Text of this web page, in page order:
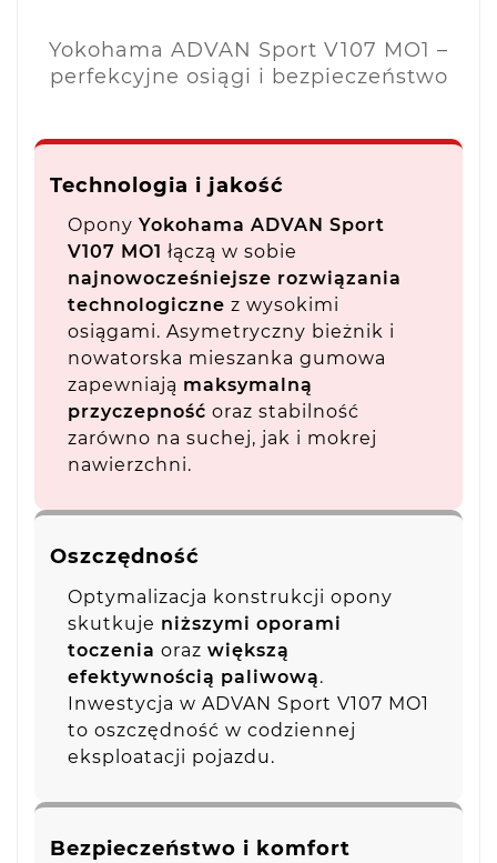
Yokohama ADVAN Sport V107 MO1 –
perfekcyjne osiągi i bezpieczeństwo
Technologia i jakość
Opony Yokohama ADVAN Sport
V107 MO1 łączą w sobie
najnowocześniejsze rozwiązania
technologiczne z wysokimi
osiągami. Asymetryczny bieżnik i
nowatorska mieszanka gumowa
zapewniają maksymalną
przyczepność oraz stabilność
zarówno na suchej, jak i mokrej
nawierzchni.
Oszczędność
Optymalizacja konstrukcji opony
skutkuje niższymi oporami
toczenia oraz większą
efektywnością paliwową.
Inwestycja w ADVAN Sport V107 MO1
to oszczędność w codziennej
eksploatacji pojazdu.
Bezpieczeństwo i komfort